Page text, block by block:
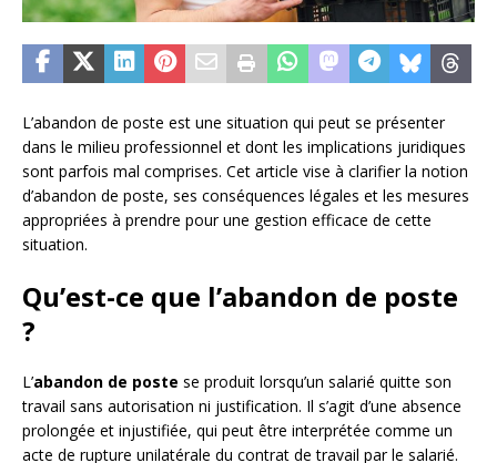
L’abandon de poste est une situation qui peut se présenter
dans le milieu professionnel et dont les implications juridiques
sont parfois mal comprises. Cet article vise à clarifier la notion
d’abandon de poste, ses conséquences légales et les mesures
appropriées à prendre pour une gestion efficace de cette
situation.
Qu’est-ce que l’abandon de poste
?
L’abandon de poste se produit lorsqu’un salarié quitte son
travail sans autorisation ni justification. Il s’agit d’une absence
prolongée et injustifiée, qui peut être interprétée comme un
acte de rupture unilatérale du contrat de travail par le salarié.